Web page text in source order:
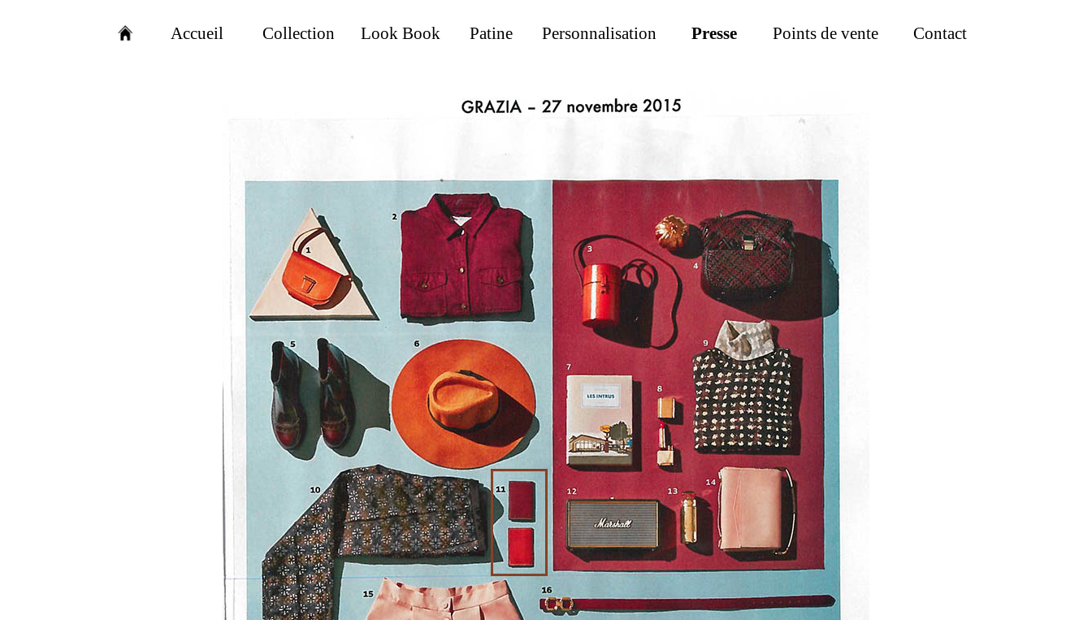
Accueil Collection Look Book Patine Personnalisation Presse Points de vente Contact